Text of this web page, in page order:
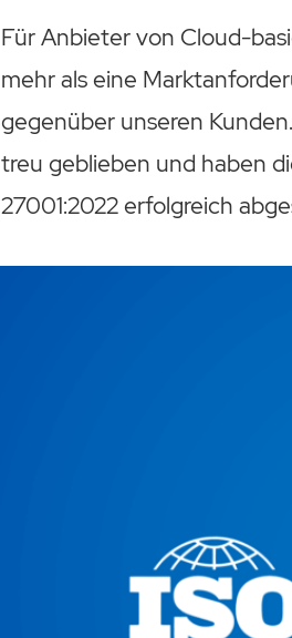
Für Anbieter von Cloud-
mehr als eine
gegenüber unseren
treu geblieben und haben
27001:2022 erfolgreich